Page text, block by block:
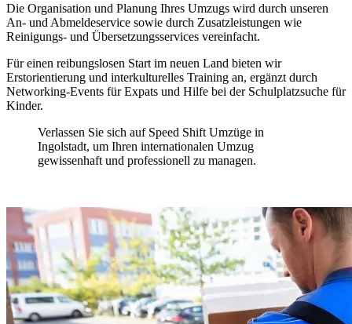
Die Organisation und Planung Ihres Umzugs wird durch unseren
An- und Abmeldeservice sowie durch Zusatzleistungen wie
Reinigungs- und Übersetzungsservices vereinfacht.
Für einen reibungslosen Start im neuen Land bieten wir
Erstorientierung und interkulturelles Training an, ergänzt durch
Networking-Events für Expats und Hilfe bei der Schulplatzsuche für
Kinder.
Verlassen Sie sich auf Speed Shift Umzüge in
Ingolstadt, um Ihren internationalen Umzug
gewissenhaft und professionell zu managen.